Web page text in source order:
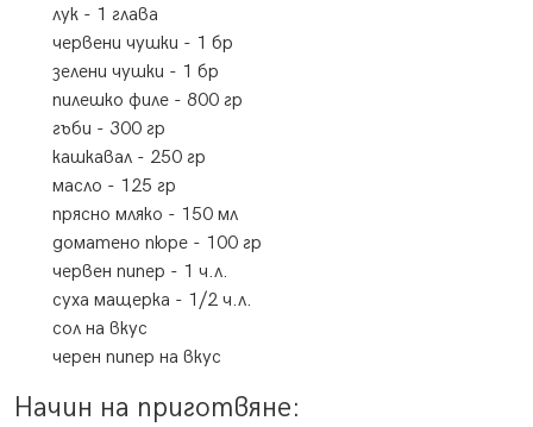
лук - 1 глава
червени чушки - 1 бр
зелени чушки - 1 бр
пилешко филе - 800 гр
гъби - 300 гр
кашкавал - 250 гр
масло - 125 гр
прясно мляко - 150 мл
доматено пюре - 100 гр
червен пипер - 1 ч.л.
суха мащерка - 1/2 ч.л.
сол на вкус
черен пипер на вкус
Начин на приготвяне: